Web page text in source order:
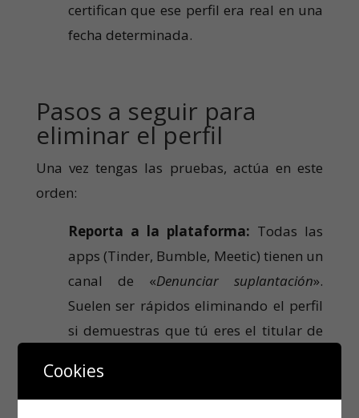
certifican que ese perfil era real en una
fecha determinada.
Pasos a seguir para
eliminar el perfil
Una vez tengas las pruebas, actúa en este
orden:
Reporta a la plataforma: Todas las
apps (Tinder, Bumble, Meetic) tienen un
canal de «Denunciar suplantación».
Suelen ser rápidos eliminando el perfil
si demuestras que tú eres el titular de
Cookies